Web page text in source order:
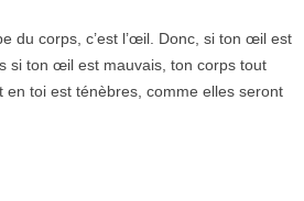
du corps, c’est l’œil. Donc, si ton œil est
si ton œil est mauvais, ton corps tout
toi est ténèbres, comme elles seront